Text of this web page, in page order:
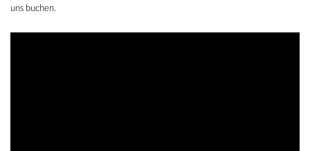
uns buchen.